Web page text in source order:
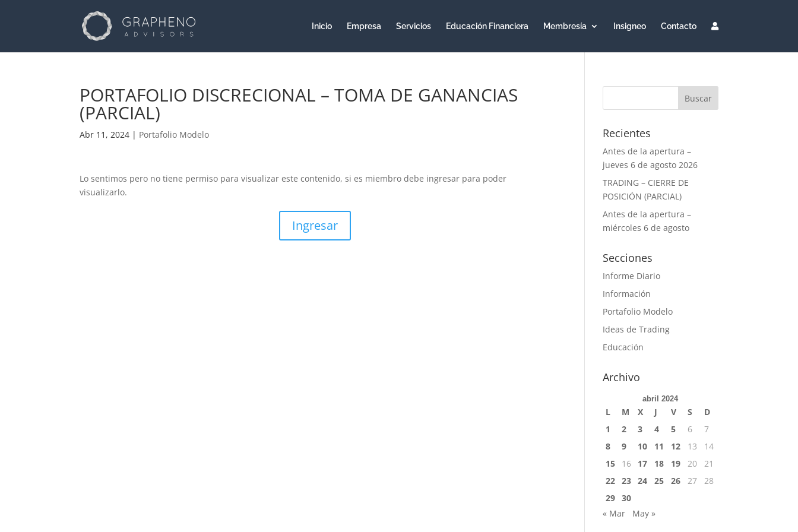
Inicio Empresa Servicios Educación Financiera Membresía Insigneo Contacto
PORTAFOLIO DISCRECIONAL – TOMA DE GANANCIAS
(PARCIAL)
Abr 11, 2024 | Portafolio Modelo
Lo sentimos pero no tiene permiso para visualizar este contenido, si es miembro debe ingresar para poder
visualizarlo.
Ingresar
Recientes
Antes de la apertura –
jueves 6 de agosto 2026
TRADING – CIERRE DE
POSICIÓN (PARCIAL)
Antes de la apertura –
miércoles 6 de agosto
Secciones
Informe Diario
Información
Portafolio Modelo
Ideas de Trading
Educación
Archivo
abril 2024
L M X J V S
D
1
2 3 4 5 6
7
8
9 10 11 12 13
14
15
16 17 18 19 20
21
22 23 24 25 26 27
28
29 30
« Mar
May »